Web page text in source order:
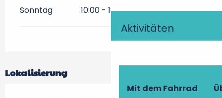
Aktivitäten
Mit dem Fahrrad
Sonntag 10:00 - 18:00
Lokalisierung